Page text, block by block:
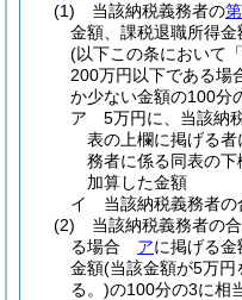
(1)
当該納税義務者の
金額、課税退職所得
(以下この条において
200万円以下である
か少ない金額の100分
ア
5万円に、当該納
表の上欄に掲げる
務者に係る同表の
加算した金額
イ
当該納税義務者
(2)
当該納税義務者の
る場合 アに掲げる金
金額(当該金額が5万円
る。)の100分の3に相